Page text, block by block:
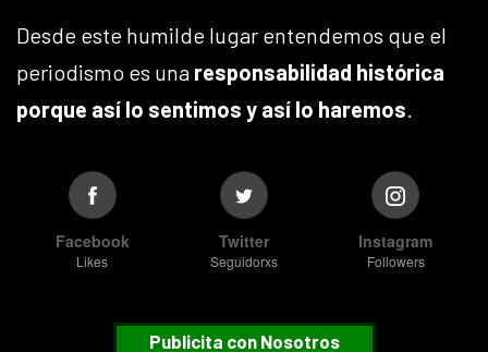
Desde este humilde lugar entendemos que el
periodismo es una responsabilidad histórica
porque así lo sentimos y así lo haremos
Facebook
Likes
Twitter
Seguidorxs
Instagram
Followers
Publicita con Nosotros